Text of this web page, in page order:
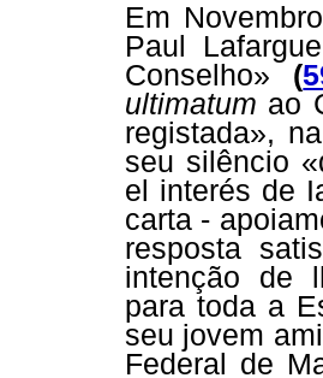
Em
Paul
Conselho» (
ultimatum ao
registada»,
seu silêncio
el interés de
carta -
resposta
intenção de
para toda a
seu jovem
Federal de